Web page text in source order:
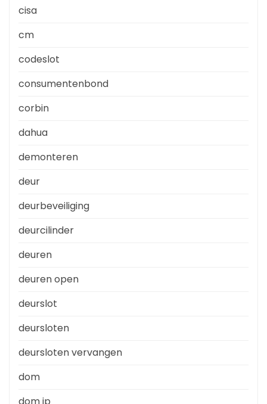
cisa
cm
codeslot
consumentenbond
corbin
dahua
demonteren
deur
deurbeveiliging
deurcilinder
deuren
deuren open
deurslot
deursloten
deursloten vervangen
dom